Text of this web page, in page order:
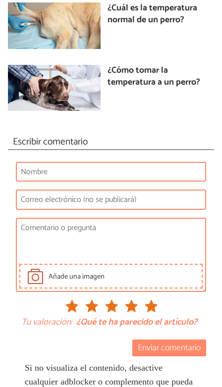
¿Cuál es la temperatura
normal de un perro?
¿Cómo tomar la
temperatura a un perro?
Escribir comentario
Añade una imagen
Tu valoración: ¿Qué te ha parecido el artículo?
Enviar comentario
Si no visualiza el contenido, desactive
cualquier adblocker o complemento que pueda